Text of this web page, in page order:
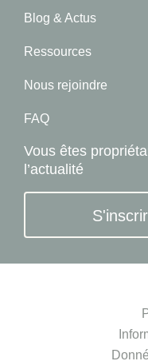
Blog & Actus
Ressources
Nous rejoindre
FAQ
Vous êtes
l’actualité